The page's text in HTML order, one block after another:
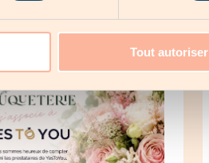
Tout autoriser